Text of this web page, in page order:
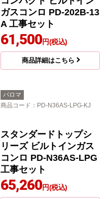
ガスコンロ PD-202B-13
A 工事セット
61,500円(税込)
商品詳細はこちら
パロマ
商品コード ：PD-N36AS-LPG-KJ
スタンダードトップシ
リーズ ビルトインガス
コンロ PD-N36AS-LPG
工事セット
65,260円(税込)